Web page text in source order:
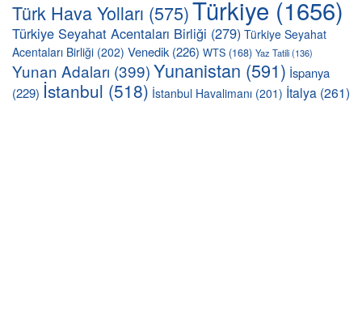
Türk Hava Yolları (575)Türkiye (1656)
Türkiye Seyahat Acentaları Birliği (279) Türkiye Seyahat
Acentaları Birliği (202) Venedik (226) WTS (168) Yaz Tatili(136)
Yunan Adaları (399)Yunanistan (591) İspanya
(229) İstanbul (518) İstanbul Havalimanı (201) İtalya (261)